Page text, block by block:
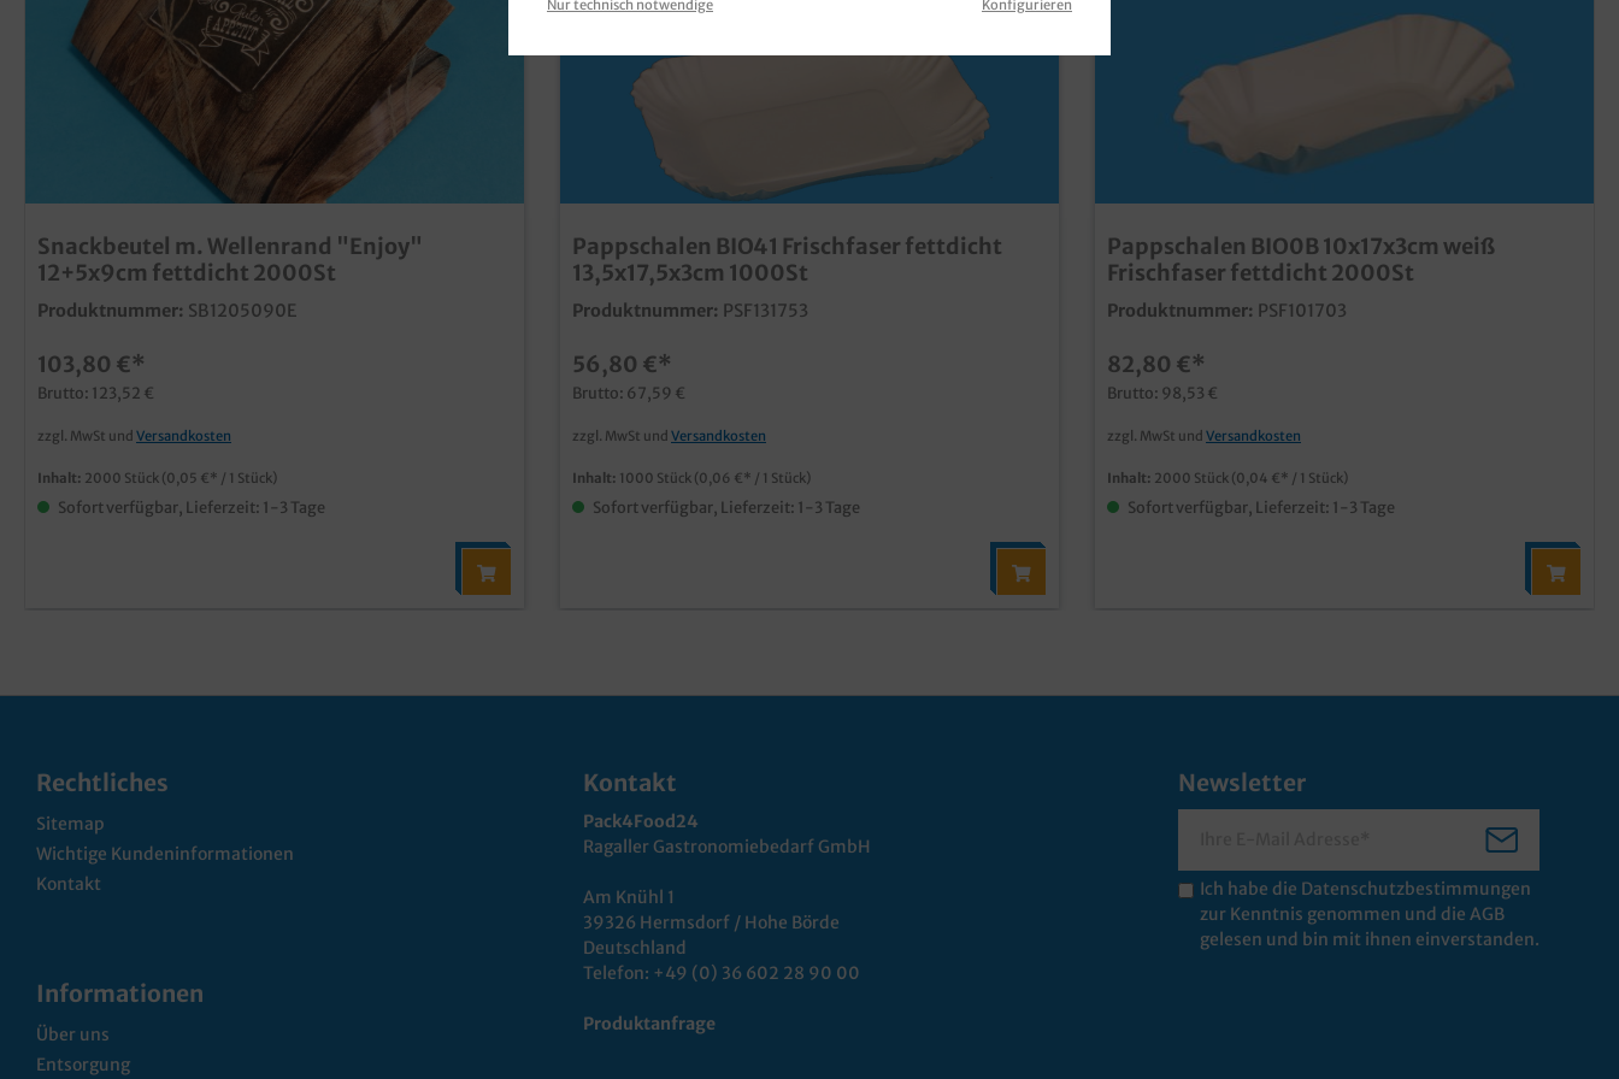
Snackbeutel m. Wellenrand "Enjoy"
12+5x9cm fettdicht 2000St
Produktnummer: SB1205090E
103,80 €*
Brutto: 123,52 €
zzgl. MwSt undVersandkosten
Inhalt: 2000 Stück (0,05 €* / 1 Stück)
Sofort verfügbar, Lieferzeit: 1-3 Tage
Pappschalen BIO41 Frischfaser fettdicht
13,5x17,5x3cm 1000St
Produktnummer: PSF131753
56,80 €*
Brutto: 67,59 €
zzgl. MwSt undVersandkosten
Inhalt: 1000 Stück (0,06 €* / 1 Stück)
Sofort verfügbar, Lieferzeit: 1-3 Tage
Pappschalen BIO0B 10x17x3cm weiß
Frischfaser fettdicht 2000St
Produktnummer: PSF101703
82,80 €*
Brutto: 98,53 €
zzgl. MwSt undVersandkosten
Inhalt: 2000 Stück (0,04 €* / 1 Stück)
Sofort verfügbar, Lieferzeit: 1-3 Tage
Rechtliches
Sitemap
Wichtige Kundeninformationen
Kontakt
Informationen
Über uns
Entsorgung
Kontakt
Pack4Food24
Ragaller Gastronomiebedarf GmbH
Am Knühl 1
39326 Hermsdorf / Hohe Börde
Deutschland
Telefon: +49 (0) 36 602 28 90 00
Produktanfrage
Newsletter
Ich habe die Datenschutzbestimmungen
zur Kenntnis genommen und die AGB
gelesen und bin mit ihnen einverstanden.
Nur technisch notwendige Konfigurieren